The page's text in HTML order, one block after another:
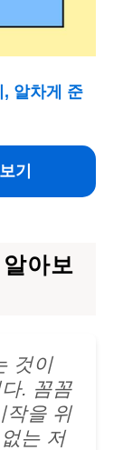
, 알차게 준
기
아보
것이
. 꼼꼼
작을 위
는 저